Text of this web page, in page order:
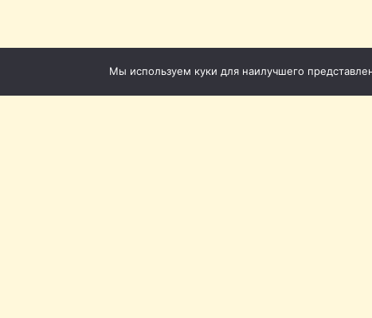
Мы используем куки для наилучшего